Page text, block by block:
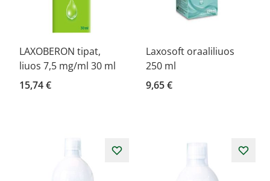
LAXOBERON tipat,
liuos 7,5 mg/ml 30 ml
15,74 €
Laxosoft oraaliliuos
250 ml
9,65 €